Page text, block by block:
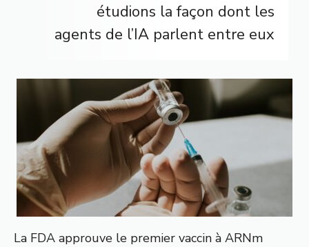
étudions la façon dont les
agents de l’IA parlent entre eux
La FDA approuve le premier vaccin à ARNm